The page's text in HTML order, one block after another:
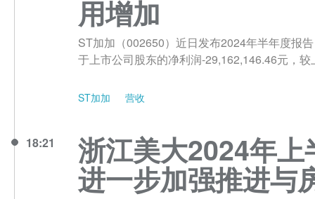
用增加
ST加加（002650）近日发布2024年半年度报
于上市公司股东的净利润-29,162,146.46元，
ST加加 营收
18:21 浙江美大2024年
进一步加强推进与